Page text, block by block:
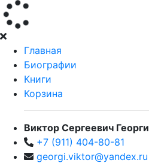
Главная
Биографии
Книги
Корзина
Виктор Сергеевич Георги
+7 (911) 404-80-81
georgi.viktor@yandex.ru